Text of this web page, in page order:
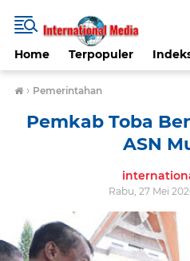
Home Terpopuler
› Pemerintahan
Pemkab Toba
ASN
Rabu, 27 Mei